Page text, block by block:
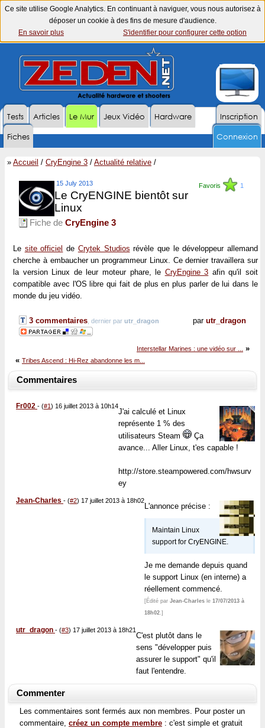
Ce site utilise Google Analytics. En continuant à naviguer, vous nous autorisez à
déposer un cookie à des fins de mesure d'audience.
En savoir plus
S'identifier pour configurer cette option
Inscription
Tests Articles Le Mur Jeux Vidéo
Hardware
Fiches
Connexion
» Accueil / CryEngine 3 / Actualité relative /
1
Favoris
15 July 2013
Le CryENGINE bientôt sur
Linux
Fiche de CryEngine 3
Le site officiel de Crytek Studios révèle que le développeur allemand
cherche à embaucher un programmeur Linux. Ce dernier travaillera sur
la version Linux de leur moteur phare, le CryEngine 3 afin qu'il soit
compatible avec l'OS libre qui fait de plus en plus parler de lui dans le
monde du jeu vidéo.
par utr_dragon
3 commentaires , dernier par utr_dragon
Interstellar Marines : une vidéo sur ...
»
« Tribes Ascend : Hi-Rez abandonne les m...
Commentaires
Fr002 - (#1) 16 juillet 2013 à 10h14
J'ai calculé et Linux
représente 1 % des
utilisateurs Steam
Ça
avance... Aller Linux, t'es capable !
http://store.steampowered.com/hwsurv
ey
Jean-Charles - (#2) 17 juillet 2013 à 18h02
L'annonce précise :
Maintain Linux
support for CryENGINE.
Je me demande depuis quand
le support Linux (en interne) a
réellement commencé.
[Édité par Jean-Charles le 17/07/2013 à
18h02.]
utr_dragon - (#3) 17 juillet 2013 à 18h21
C'est plutôt dans le
sens "développer puis
assurer le support" qu'il
faut l'entendre.
Commenter
Les commentaires sont fermés aux non membres. Pour poster un
commentaire, créez un compte membre : c'est simple et gratuit